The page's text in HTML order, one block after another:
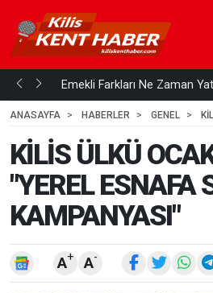
mi... Emekli Farkları Ne Zaman
ANASAYFA
HABERLER GENEL
KİLİS ÜLKÜ
"YEREL ESNAFA
KAMPANYASI"
A+ A-